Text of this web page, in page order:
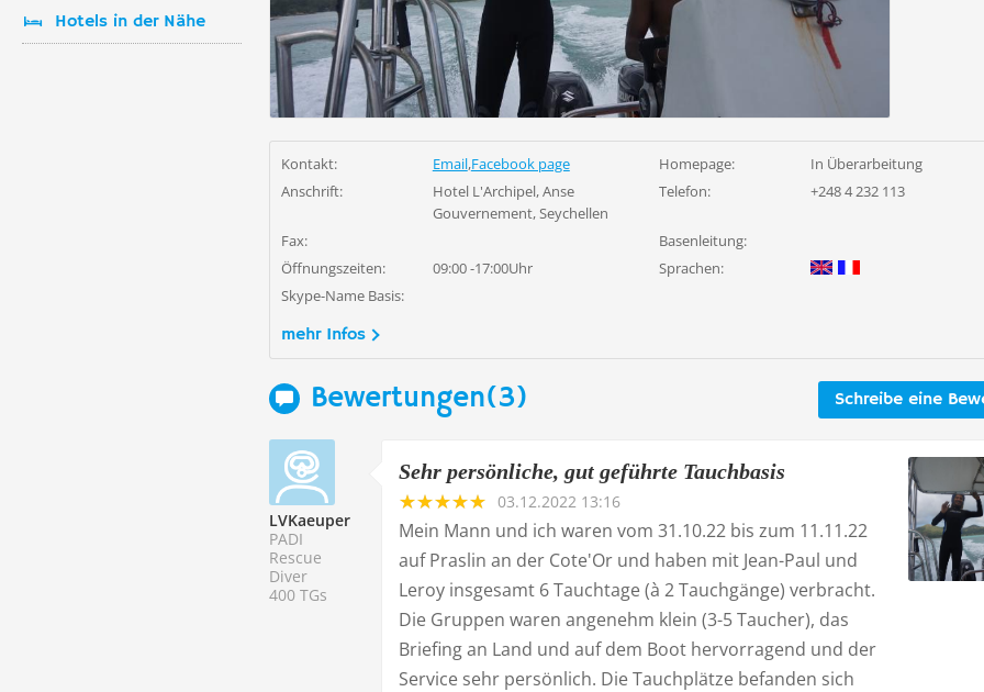
Hotels in der Nähe
Kontakt: Email,Facebook page Homepage:
In Überarbeitung
Anschrift:
Hotel L'Archipel, Anse
Gouvernement, Seychellen
Telefon: +248 4 232 113
Fax:
Basenleitung:
Öffnungszeiten:
09:00 -17:00Uhr
Sprachen:
Skype-Name Basis:
mehr Infos
Schreibe eine
Bewertungen(3)
LVKaeuper
PADI
Rescue
Diver
400 TGs
Sehr persönliche, gut geführte Tauchbasis
03.12.2022 13:16
Mein Mann und ich waren vom 31.10.22 bis zum 11.11.22
auf Praslin an der Cote'Or und haben mit Jean-Paul und
Leroy insgesamt 6 Tauchtage (à 2 Tauchgänge) verbracht.
Die Gruppen waren angenehm klein (3-5 Taucher), das
Briefing an Land und auf dem Boot hervorragend und der
Service sehr persönlich. Die Tauchplätze befanden sich